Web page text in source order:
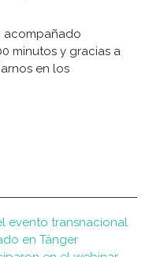
acompañado
minutos y gracias a
en los
evento transnacional
en Tánger